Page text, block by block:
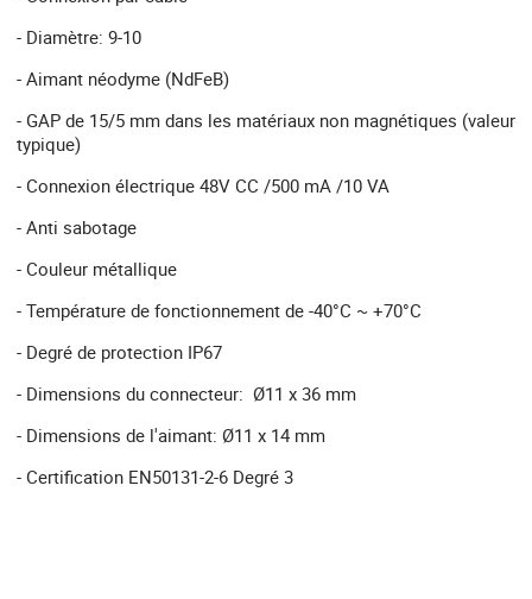
- Diamètre: 9-10
- Aimant néodyme (NdFeB)
- GAP de 15/5 mm dans les matériaux non magnétiques (valeur
typique)
- Connexion électrique 48V CC /500 mA /10 VA
- Anti sabotage
- Couleur métallique
- Température de fonctionnement de -40°C ~ +70°C
- Degré de protection IP67
- Dimensions du connecteur: Ø11 x 36 mm
- Dimensions de l'aimant: Ø11 x 14 mm
- Certification EN50131-2-6 Degré 3